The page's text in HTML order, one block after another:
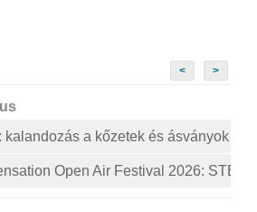
< >
kalandozás a kőzetek és ásványok
Open Air Festival 2026: